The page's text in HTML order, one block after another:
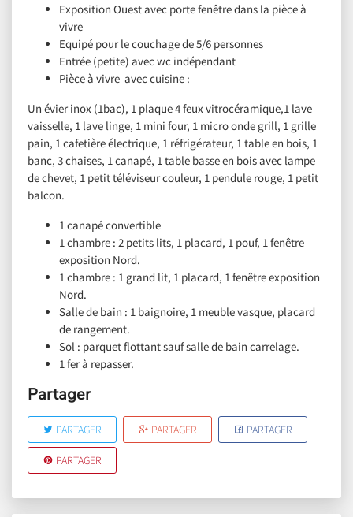
Exposition Ouest avec porte fenêtre dans la pièce à
vivre
Equipé pour le couchage de 5/6 personnes
Entrée (petite) avec wc indépendant
Pièce à vivre avec cuisine :
Un évier inox (1bac), 1 plaque 4 feux vitrocéramique,1 lave
vaisselle, 1 lave linge, 1 mini four, 1 micro onde grill, 1 grille
pain, 1 cafetière électrique, 1 réfrigérateur, 1 table en bois, 1
banc, 3 chaises, 1 canapé, 1 table basse en bois avec lampe
de chevet, 1 petit téléviseur couleur, 1 pendule rouge, 1 petit
balcon.
1 canapé convertible
1 chambre : 2 petits lits, 1 placard, 1 pouf, 1 fenêtre
exposition Nord.
1 chambre : 1 grand lit, 1 placard, 1 fenêtre exposition
Nord.
Salle de bain : 1 baignoire, 1 meuble vasque, placard
de rangement.
Sol : parquet flottant sauf salle de bain carrelage.
1 fer à repasser.
Partager
PARTAGER PARTAGER PARTAGER
PARTAGER